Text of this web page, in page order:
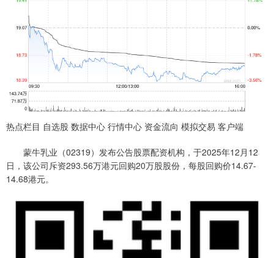
热点栏目 自选股 数据中心 行情中心 资金流向 模拟交易 客户端
蒙牛乳业（02319）发布公告股票配资机构，于2025年12月12
日，该公司斥资293.56万港元回购20万股股份，每股回购价14.67-
14.68港元。